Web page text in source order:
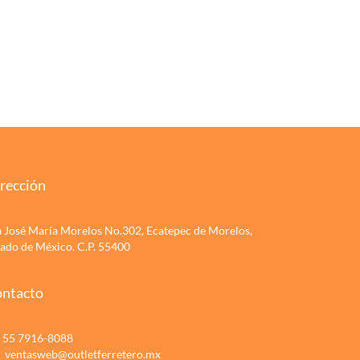
José María Morelos No.302, Ecatepec de Morelos,
de México. C.P. 55400
55 7916-8088
ventasweb@outletferretero.mx